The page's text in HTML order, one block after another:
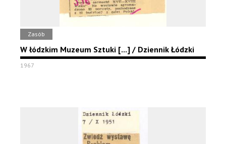
Zasób
W łódzkim Muzeum Sztuki [...] / Dziennik Łódzki
1967